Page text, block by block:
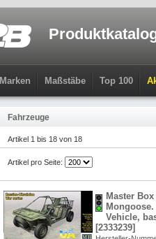
Marken Maßstäbe Top 100
Fahrzeuge
Artikel 1 bis 18 von 18
Artikel pro Seite:
Master
Vehicle,
[2333239]